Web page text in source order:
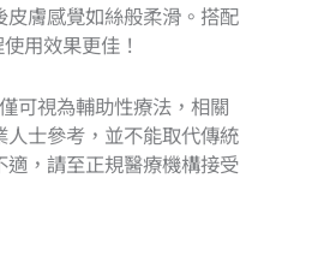
皮膚感覺如絲般柔滑。搭配
用效果更佳！
可視為輔助性療法，相關
人士參考，並不能取代傳統
適，請至正規醫療機構接受